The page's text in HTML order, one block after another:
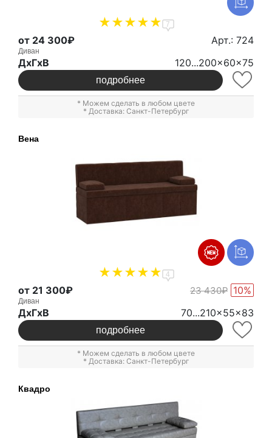
7
от 24 300₽ Арт.: 724
Диван
ДxГxВ 120...200x60x75
подробнее
* Можем сделать в любом цвете
* Доставка: Санкт-Петербург
Вена
4
от 21 300₽ 23 430₽ 10%
Диван
ДxГxВ 70...210x55x83
подробнее
* Можем сделать в любом цвете
* Доставка: Санкт-Петербург
Квадро